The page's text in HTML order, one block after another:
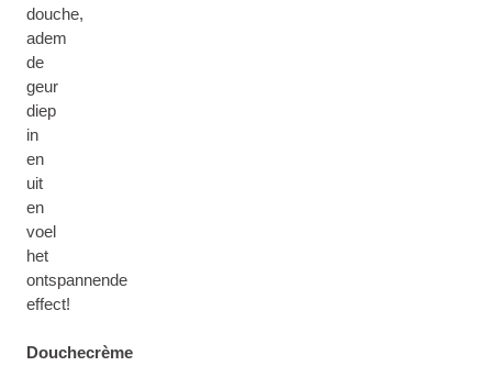
douche,
adem
de
geur
diep
in
en
uit
en
voel
het
ontspannende
effect!
Douchecrème